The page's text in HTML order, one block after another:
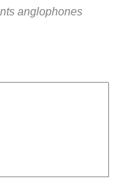
anglophones